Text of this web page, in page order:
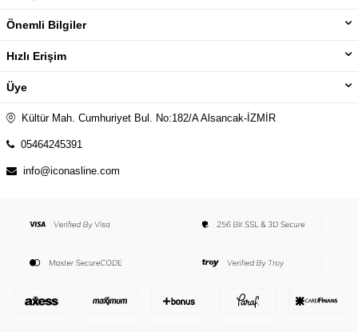
Önemli Bilgiler
Hızlı Erişim
Üye
Kültür Mah. Cumhuriyet Bul. No:182/A Alsancak-İZMİR
05464245391
info@iconasline.com